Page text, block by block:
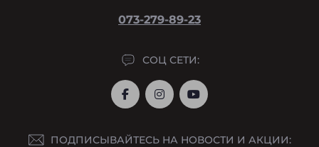
073-279-89-23
СОЦ СЕТИ:
ПОДПИСЫВАЙТЕСЬ НА НОВОСТИ И АКЦИИ: